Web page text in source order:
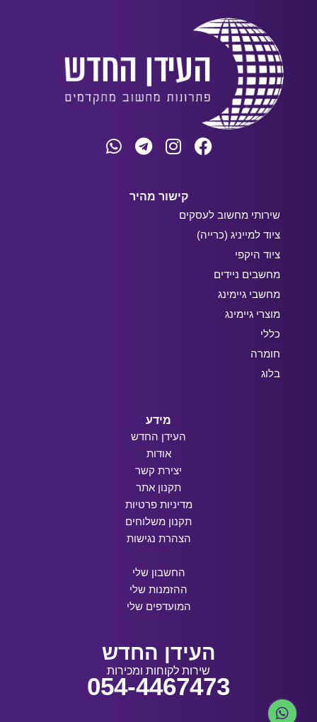
קישור מהיר
שירותי מחשוב לעסקים
ציוד למייניג (כרייה)
ציוד היקפי
מחשבים ניידים
מחשבי גיימינג
מוצרי גיימינג
כללי
חומרה
בלוג
מידע
העידן החדש
אודות
יצירת קשר
תקנון אתר
מדיניות פרטיות
תקנון משלוחים
הצהרת נגישות
החשבון שלי
ההזמנות שלי
המועדפים שלי
העידן החדש
שירות לקוחות ומכירות
054-4467473